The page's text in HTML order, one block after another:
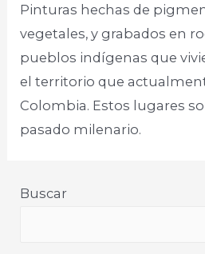
Pinturas hechas de
vegetales, y grabados en
pueblos indígenas que
el territorio que
Colombia. Estos lugares
pasado milenario.
Buscar